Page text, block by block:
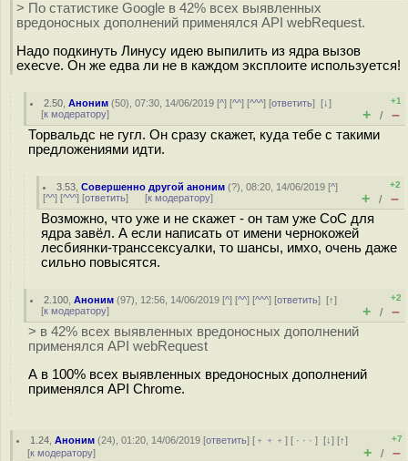
> По статистике Google в 42% всех выявленных
вредоносных дополнений применялся API webRequest.
Надо подкинуть Линусу идею выпилить из ядра вызов
execve. Он же едва ли не в каждом эксплоите используется!
2.50 ,Аноним (50), 07:30, 14/06/2019 [^] [^^] [^^^] [ответить][↓]
[к модератору]
+1
+ / –
Торвальдс не гугл. Он сразу скажет, куда тебе с такими
предложениями идти.
3.53 ,Совершенно другой аноним (?), 08:20, 14/06/2019 [^]
[^^] [^^^] [ответить] [к модератору]
+2
+ / –
Возможно, что уже и не скажет - он там уже CoC для
ядра завёл. А если написать от имени чернокожей
лесбиянки-транссексуалки, то шансы, имхо, очень даже
сильно повысятся.
2.100 ,Аноним (97), 12:56, 14/06/2019 [^] [^^] [^^^] [ответить][↑]
[к модератору]
+2
+ / –
> в 42% всех выявленных вредоносных дополнений
применялся API webRequest
А в 100% всех выявленных вредоносных дополнений
применялся API Chrome.
1.24 ,Аноним (24), 01:20, 14/06/2019 [ответить] [ ﹢﹢﹢] [ · · ·][↓] [↑]
[к модератору]
+7
+ / –